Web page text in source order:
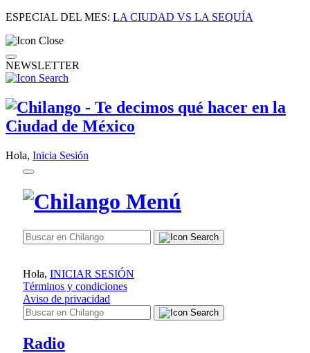
ESPECIAL DEL MES: LA CIUDAD VS LA SEQUÍA
NEWSLETTER
Hola, Inicia Sesión
Hola, INICIAR SESIÓN
Términos y condiciones
Aviso de privacidad
Radio